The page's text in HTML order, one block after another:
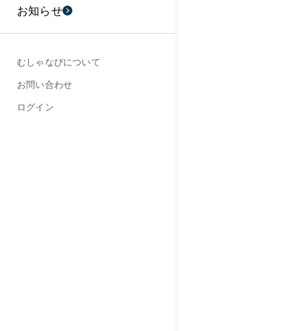
お知らせ
むしゃなびについて
お問い合わせ
ログイン